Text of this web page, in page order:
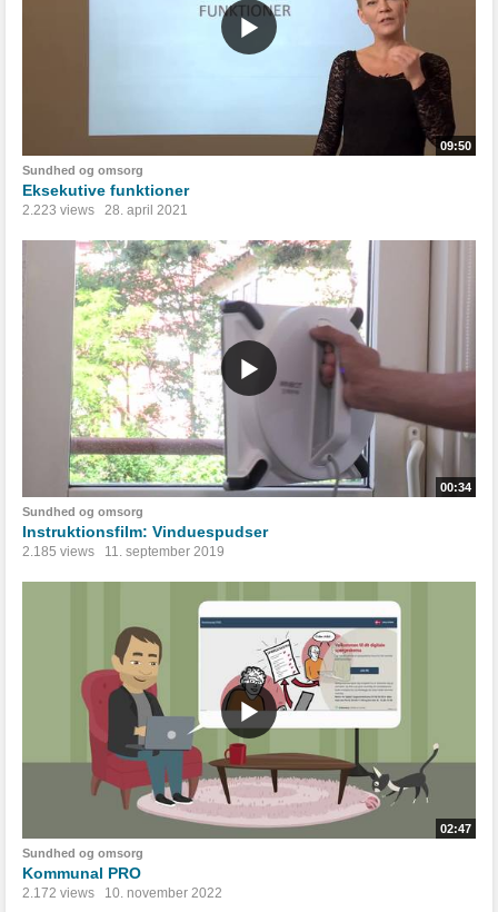
09:50
Sundhed og omsorg
Eksekutive funktioner
2.223 views 28. april 2021
00:34
Sundhed og omsorg
Instruktionsfilm: Vinduespudser
2.185 views 11. september 2019
02:47
Sundhed og omsorg
Kommunal PRO
2.172 views 10. november 2022